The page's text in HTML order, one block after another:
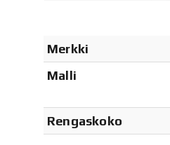
Merkki
Malli
Rengaskoko